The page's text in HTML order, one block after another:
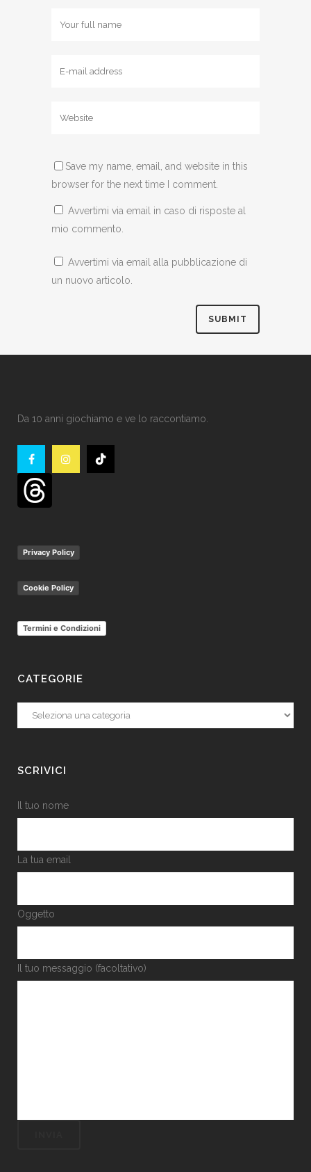
Save my name, email, and website in this
browser for the next time I comment.
Avvertimi via email in caso di risposte al
mio commento.
Avvertimi via email alla pubblicazione di
un nuovo articolo.
Da 10 anni giochiamo e ve lo raccontiamo.
Privacy Policy
Cookie Policy
Termini e Condizioni
CATEGORIE
Categorie
SCRIVICI
Il tuo nome
La tua email
Oggetto
Il tuo messaggio (facoltativo)